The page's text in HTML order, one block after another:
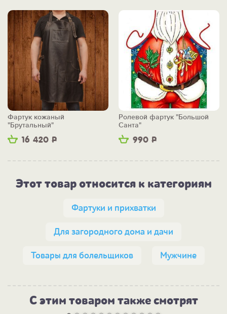
16 420 Р
Фартук кожаный
"Брутальный"
990 Р
Ролевой фартук "Большой
Санта"
Этот товар относится к категориям
Фартуки и прихватки
Для загородного дома и дачи
Товары для болельщиков Мужчине
С этим товаром также смотрят